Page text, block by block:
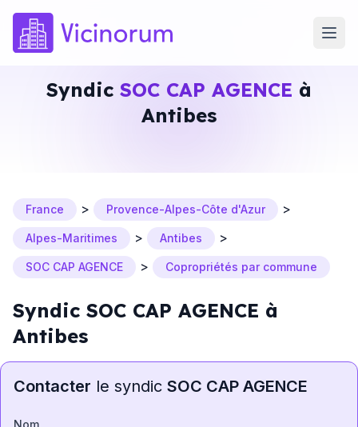
Syndic SOC CAP AGENCE à
Antibes
France > Provence-Alpes-Côte d'Azur >
Alpes-Maritimes > Antibes >
SOC CAP AGENCE > Copropriétés par commune
Syndic SOC CAP AGENCE à
Antibes
Contacter le syndic SOC CAP AGENCE
Nom